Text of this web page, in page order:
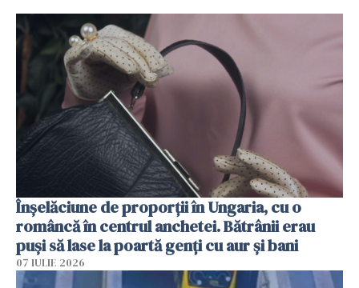
Înșelăciune de proporții în Ungaria, cu o
româncă în centrul anchetei. Bătrânii erau
puși să lase la poartă genți cu aur și bani
07 IULIE 2026